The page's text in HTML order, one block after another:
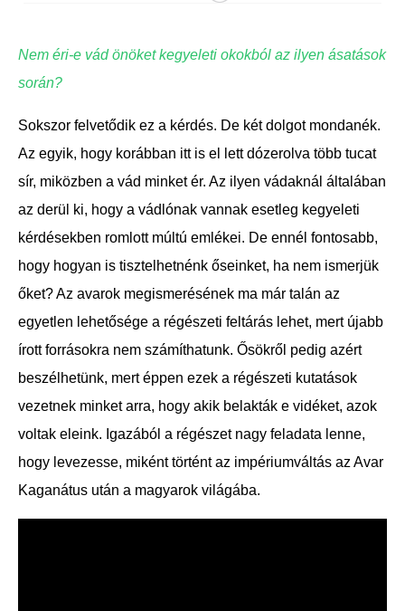
Nem éri-e vád önöket kegyeleti okokból az ilyen ásatások
során?
Sokszor felvetődik ez a kérdés. De két dolgot mondanék.
Az egyik, hogy korábban itt is el lett dózerolva több tucat
sír, miközben a vád minket ér. Az ilyen vádaknál általában
az derül ki, hogy a vádlónak vannak esetleg kegyeleti
kérdésekben romlott múltú emlékei. De ennél fontosabb,
hogy hogyan is tisztelhetnénk őseinket, ha nem ismerjük
őket? Az avarok megismerésének ma már talán az
egyetlen lehetősége a régészeti feltárás lehet, mert újabb
írott forrásokra nem számíthatunk. Ősökről pedig azért
beszélhetünk, mert éppen ezek a régészeti kutatások
vezetnek minket arra, hogy akik belakták e vidéket, azok
voltak eleink. Igazából a régészet nagy feladata lenne,
hogy levezesse, miként történt az impériumváltás az Avar
Kaganátus után a magyarok világába.